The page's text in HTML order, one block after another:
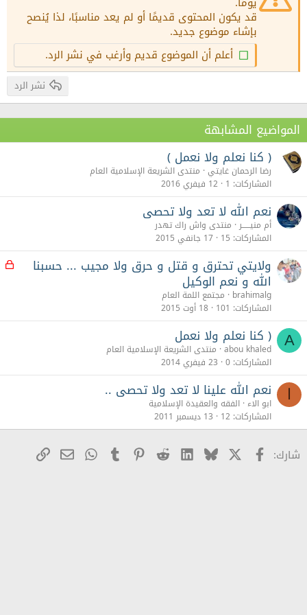
22
26
Times New Roman
Trebuchet MS
Verdana
قد يكون المحتوى قديمًا أو لم يعد مناسبًا، لذا يُنصح
بإشاء موضوع جديد.
أعلم أن الموضوع قديم وأرغب في نشر الرد.
نشر الرد
المواضيع المشابهة
( كنا نعلم ولا نعمل )
رضا الرحمان غايتي منتدى الشريعة الإسلامية العام
المشاركات 1 12 فيفري 2016
نعم الله لا تعد ولا تحصى
أم منيــــــر منتدى واش راك تهدر
المشاركات 15 17 جانفي 2015
م ولايتي تحترق و قتل و حرق ولا مجيب ... حسبنا
الله و نعم الوكيل
brahimalg مجتمع اللمة العام
المشاركات 101 18 أوت 2015
A ( كنا نعلم ولا نعمل
abou khaled منتدى الشريعة الإسلامية العام
المشاركات 0 23 فيفري 2014
ا نعم الله علينا لا تعد ولا تحصى ..
ابو الاء الفقه والعقيدة الإسلامية
المشاركات 12 13 ديسمبر 2011
شارك: Facebook
X
Bluesky
LinkedIn
Reddit
Pinterest
Tumblr
WhatsApp
البريدرابط